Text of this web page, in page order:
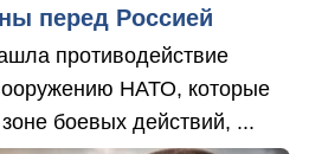
перед Россией
противодействие
НАТО, которые
боевых действий, ...